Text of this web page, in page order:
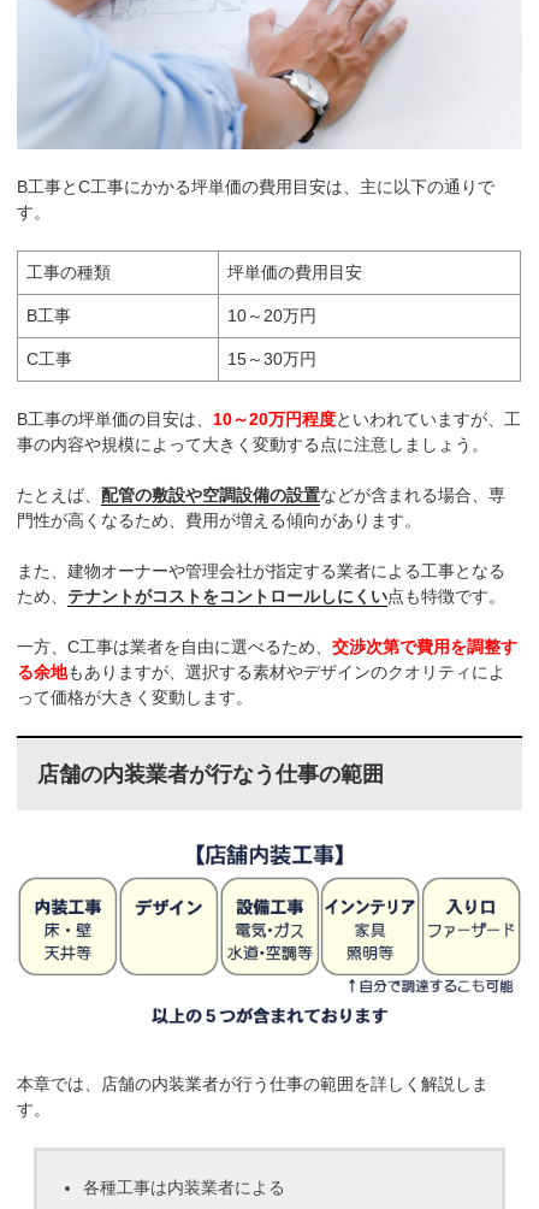
B工事とC工事にかかる坪単価の費用目安は、主に以下の通りで
す。
工事の種類 坪単価の費用目安
B工事 10～20万円
C工事 15～30万円
B工事の坪単価の目安は、10～20万円程度といわれていますが、工
事の内容や規模によって大きく変動する点に注意しましょう。
たとえば、配管の敷設や空調設備の設置などが含まれる場合、専
門性が高くなるため、費用が増える傾向があります。
また、建物オーナーや管理会社が指定する業者による工事となる
ため、 テナントがコストをコントロールしにくい点も特徴です。
一方、C工事は業者を自由に選べるため、交渉次第で費用を調整す
る余地もありますが、選択する素材やデザインのクオリティによ
って価格が大きく変動します。
店舗の内装業者が行なう仕事の範囲
本章では、店舗の内装業者が行う仕事の範囲を詳しく解説しま
す。
各種工事は内装業者による